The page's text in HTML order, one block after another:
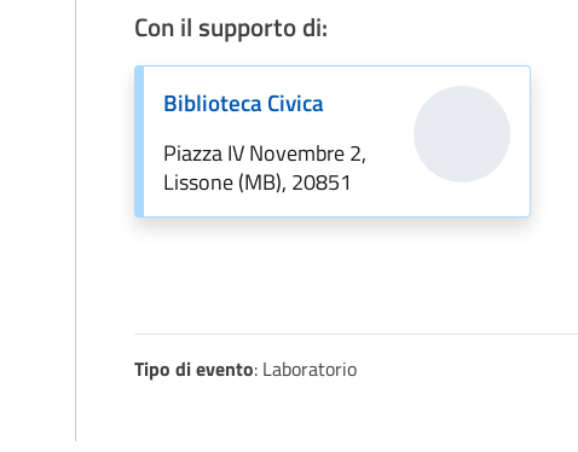
Con il supporto di:
Biblioteca Civica
Piazza IV Novembre 2,
Lissone (MB), 20851
Tipo di evento: Laboratorio